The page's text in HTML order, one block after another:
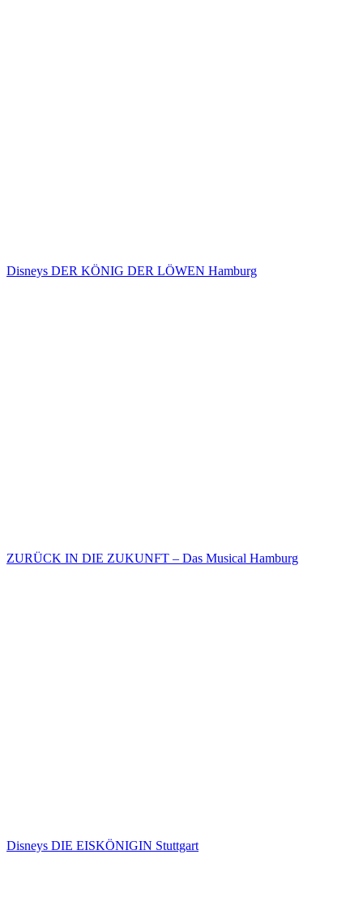
Disneys DER KÖNIG DER LÖWEN Hamburg
ZURÜCK IN DIE ZUKUNFT – Das Musical Hamburg
Disneys DIE EISKÖNIGIN Stuttgart